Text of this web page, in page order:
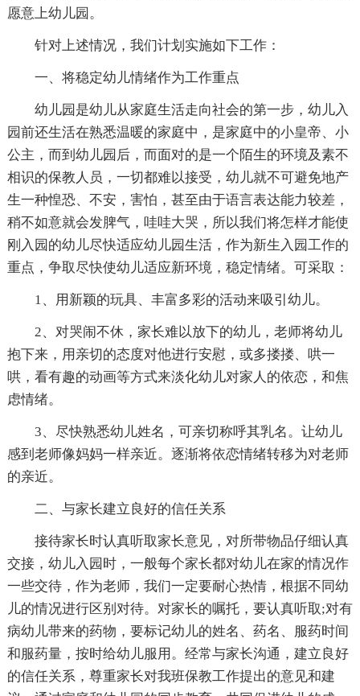
愿意上幼儿园。
针对上述情况，我们计划实施如下工作：
一、将稳定幼儿情绪作为工作重点
幼儿园是幼儿从家庭生活走向社会的第一步，幼儿入
园前还生活在熟悉温暖的家庭中，是家庭中的小皇帝、小
公主，而到幼儿园后，而面对的是一个陌生的环境及素不
相识的保教人员，一切都难以接受，幼儿就不可避免地产
生一种惶恐、不安，害怕，甚至由于语言表达能力较差，
稍不如意就会发脾气，哇哇大哭，所以我们将怎样才能使
刚入园的幼儿尽快适应幼儿园生活，作为新生入园工作的
重点，争取尽快使幼儿适应新环境，稳定情绪。可采取：
1、用新颖的玩具、丰富多彩的活动来吸引幼儿。
2、对哭闹不休，家长难以放下的幼儿，老师将幼儿
抱下来，用亲切的态度对他进行安慰，或多搂搂、哄一
哄，看有趣的动画等方式来淡化幼儿对家人的依恋，和焦
虑情绪。
3、尽快熟悉幼儿姓名，可亲切称呼其乳名。让幼儿
感到老师像妈妈一样亲近。逐渐将依恋情绪转移为对老师
的亲近。
二、与家长建立良好的信任关系
接待家长时认真听取家长意见，对所带物品仔细认真
交接，幼儿入园时，一般每个家长都对幼儿在家的情况作
一些交待，作为老师，我们一定要耐心热情，根据不同幼
儿的情况进行区别对待。对家长的嘱托，要认真听取;对有
病幼儿带来的药物，要标记幼儿的姓名、药名、服药时间
和服药量，按时给幼儿服用。经常与家长沟通，建立良好
的信任关系，尊重家长对我班保教工作提出的意见和建